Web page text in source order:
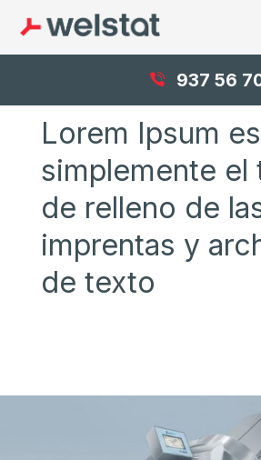
937 56
Lorem Ipsum es
simplemente el
de relleno de
imprentas y
de texto